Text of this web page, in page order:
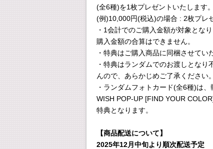
(全6種)を1枚プレゼントいたします。
(例)10,000円(税込)の場合 : 2枚プレ
・1会計でのご購入金額が対象とな
購入金額の合算はできません。
・特典はご購入商品に同梱させてい
・特典はランダムでのお渡しとなり
んので、あらかじめご了承ください。
・ランダムフォトカード(全6種)は
WISH POP-UP [FIND YOUR
特典となります。
【商品配送について】
2025年12月中旬より順次配送予定